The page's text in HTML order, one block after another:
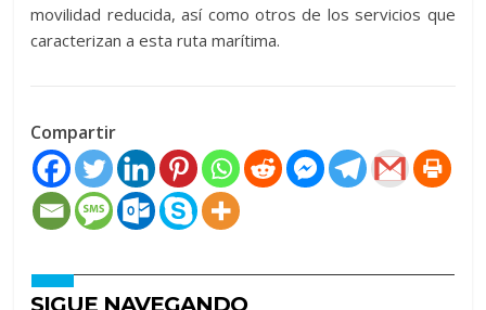
movilidad reducida, así como otros de los servicios que
caracterizan a esta ruta marítima.
Compartir
SIGUE NAVEGANDO